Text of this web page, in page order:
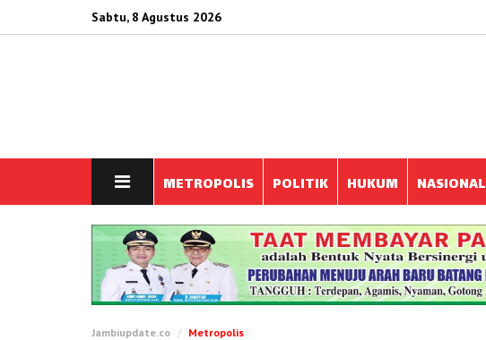
Sabtu, 8 Agustus 2026
METROPOLIS POLITIK HUKUM NASIONAL
Jambiupdate.co Metropolis